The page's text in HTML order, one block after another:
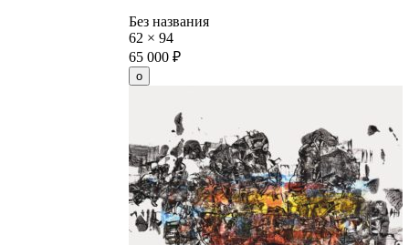
Без названия
62 × 94
65 000 ₽